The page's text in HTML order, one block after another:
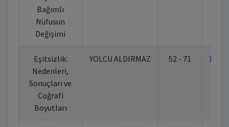
Bağımlı
Nüfusun
Değişimi
Eşitsizlik:
Nedenleri,
Sonuçları ve
Coğrafi
Boyutları
YOLCU ALDIRMAZ 52 - 71